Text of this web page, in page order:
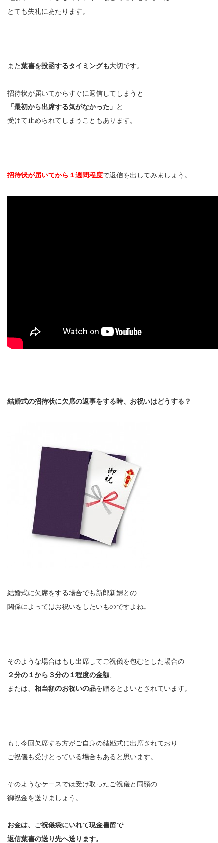
とても失礼にあたります。
また葉書を投函するタイミングも大切です。
招待状が届いてからすぐに返信してしまうと
「最初から出席する気がなかった」 と
受けて止められてしまうこともあります。
招待状が届いてから１週間程度で返信を出してみましょう。
結婚式の招待状に欠席の返事をする時、お祝いはどうする？
結婚式に欠席をする場合でも新郎新婦との
関係によってはお祝いをしたいものですよね。
そのような場合はもし出席してご祝儀を包むとした場合の
２分の１から３分の１程度の金額、
または、 相当額のお祝いの品を贈るとよいとされています。
もし今回欠席する方がご自身の結婚式に出席されており
ご祝儀も受けとっている場合もあると思います。
そのようなケースでは受け取ったご祝儀と同額の
御祝金を送りましょう。
お金は、ご祝儀袋にいれて現金書留で
返信葉書の送り先へ送ります。